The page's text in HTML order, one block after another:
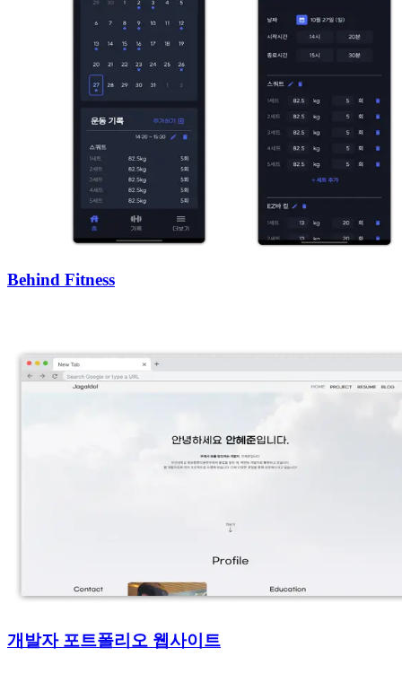
Behind Fitness
개발자 포트폴리오 웹사이트